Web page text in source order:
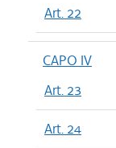
Art. 22
CAPO IV
Art. 23
Art. 24